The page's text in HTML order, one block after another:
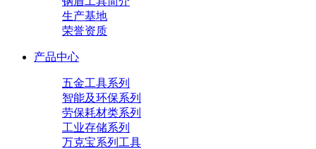
生产基地
荣誉资质
产品中心
五金工具系列
智能及环保系列
劳保耗材类系列
工业存储系列
万克宝系列工具